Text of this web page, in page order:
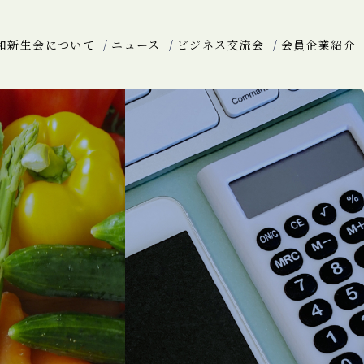
新生会について ニュース ビジネス交流会 会員企業紹介